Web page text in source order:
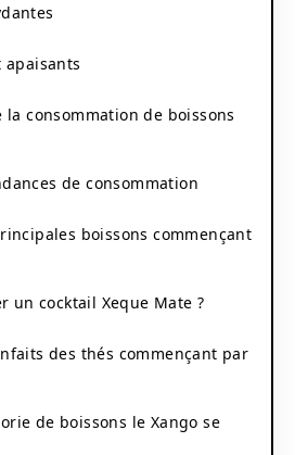
apaisants
consommation de boissons
de consommation
boissons commençant
un cocktail Xeque Mate ?
des thés commençant par
de boissons le Xango se